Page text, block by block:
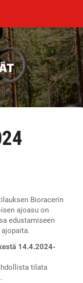
Pyöräilijät ry
Bioracerin
ajoasu on
edustamiseen
14.4.2024-
tilata